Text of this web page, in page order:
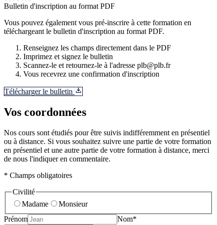
Bulletin d'inscription au format PDF
Vous pouvez également vous pré-inscrire à cette formation en
téléchargeant le bulletin d'inscription au format PDF.
Renseignez les champs directement dans le PDF
Imprimez et signez le bulletin
Scannez-le et retournez-le à l'adresse plb@plb.fr
Vous recevrez une confirmation d'inscription
Télécharger le bulletin
Vos coordonnées
Nos cours sont étudiés pour être suivis indifféremment en présentiel
ou à distance. Si vous souhaitez suivre une partie de votre formation
en présentiel et une autre partie de votre formation à distance, merci
de nous l'indiquer en commentaire.
* Champs obligatoires
Civilité
Madame
Monsieur
Prénom
Nom*